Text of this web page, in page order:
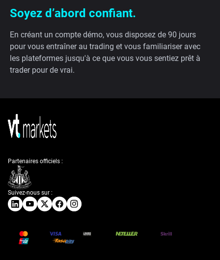
Soyez d’abord confiant.
En créant un compte démo, vous disposez de 90 jours
pour vous entraîner au trading et vous familiariser avec
les plateformes jusqu'à ce que vous vous sentiez prêt à
trader pour de vrai.
Suivez-nous sur :
Partenaires officiels :